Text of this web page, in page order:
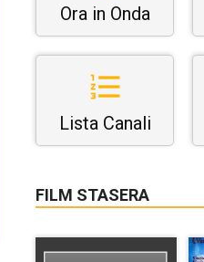
Ora in Onda
Lista Canali
FILM STASERA